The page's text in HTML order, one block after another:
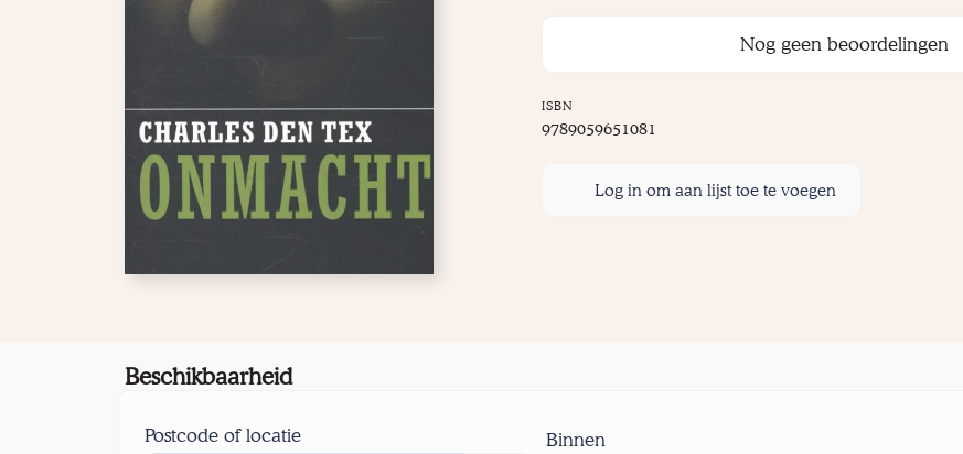
Nog geen beoordelingen
ISBN
9789059651081
Log in om aan lijst toe te voegen
Beschikbaarheid
Postcode of locatie Binnen